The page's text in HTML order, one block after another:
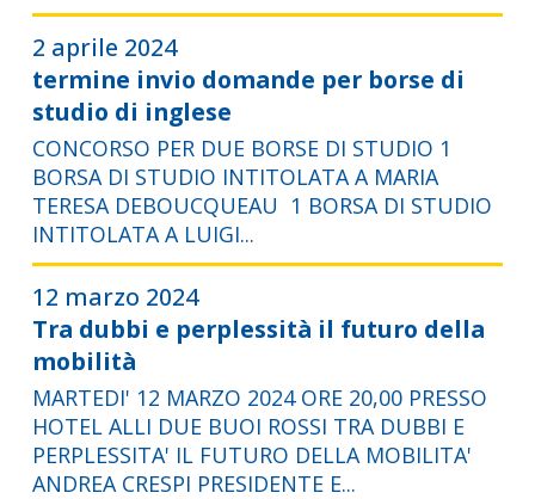
2 aprile 2024
termine invio domande per borse di
studio di inglese
CONCORSO PER DUE BORSE DI STUDIO 1
BORSA DI STUDIO INTITOLATA A MARIA
TERESA DEBOUCQUEAU 1 BORSA DI STUDIO
INTITOLATA A LUIGI...
12 marzo 2024
Tra dubbi e perplessità il futuro della
mobilità
MARTEDI' 12 MARZO 2024 ORE 20,00 PRESSO
HOTEL ALLI DUE BUOI ROSSI TRA DUBBI E
PERPLESSITA' IL FUTURO DELLA MOBILITA'
ANDREA CRESPI PRESIDENTE E...